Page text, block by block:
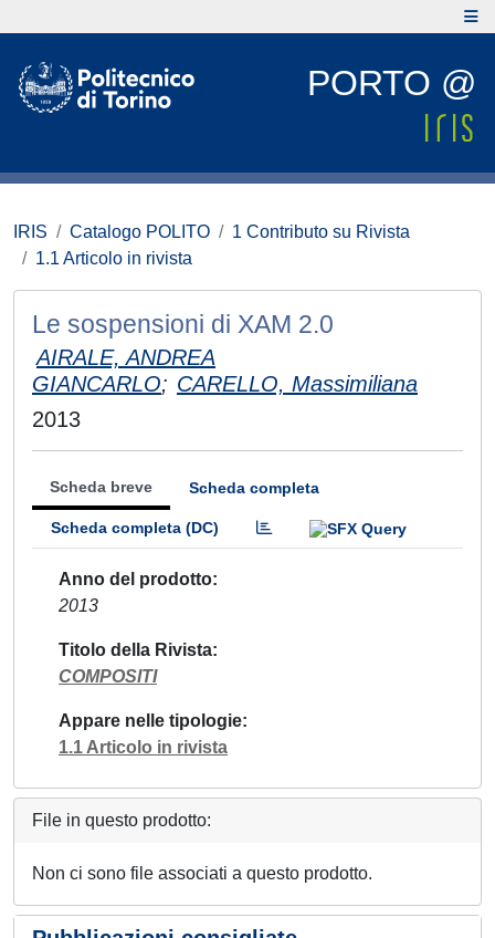
PORTO @
IRIS Catalogo POLITO
1 Contributo su Rivista
1.1 Articolo in rivista
Le sospensioni di XAM 2.0
AIRALE, ANDREA
GIANCARLO; CARELLO, Massimiliana
2013
Scheda breve Scheda completa
Scheda completa (DC)
Anno del prodotto
2013
Titolo della Rivista
COMPOSITI
Appare nelle tipologie
1.1 Articolo in rivista
File in questo prodotto:
Non ci sono file associati a questo prodotto.